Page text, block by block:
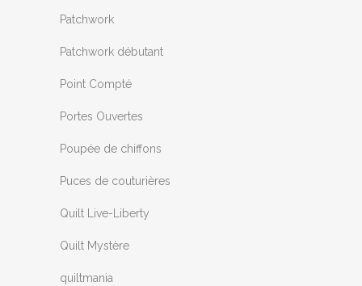
Patchwork
Patchwork débutant
Point Compté
Portes Ouvertes
Poupée de chiffons
Puces de couturières
Quilt Live-Liberty
Quilt Mystère
quiltmania